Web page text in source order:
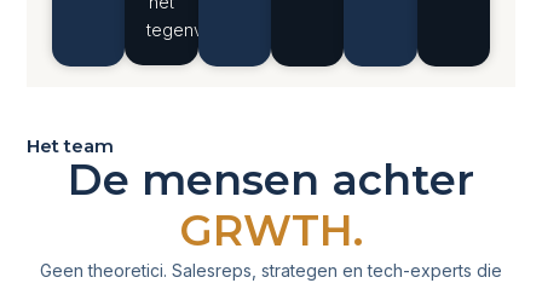
tegenvalt.
Het team
De mensen achter
GRWTH.
Geen theoretici. Salesreps, strategen en tech-experts die